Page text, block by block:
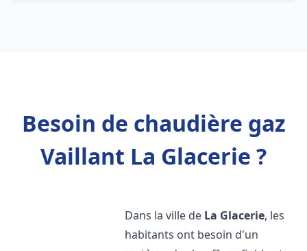
Besoin de chaudière gaz
Vaillant La Glacerie ?
Dans la ville de La Glacerie, les
habitants ont besoin d'un